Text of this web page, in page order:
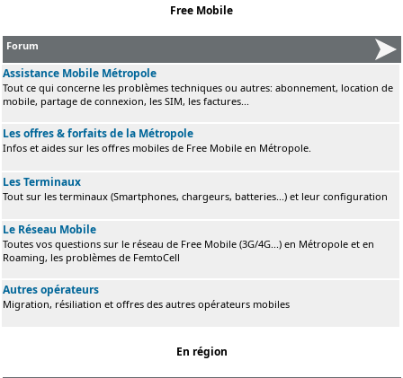
Free Mobile
Forum
Assistance Mobile Métropole
Tout ce qui concerne les problèmes techniques ou autres: abonnement, location de
mobile, partage de connexion, les SIM, les factures...
Les offres & forfaits de la Métropole
Infos et aides sur les offres mobiles de Free Mobile en Métropole.
Les Terminaux
Tout sur les terminaux (Smartphones, chargeurs, batteries...) et leur configuration
Le Réseau Mobile
Toutes vos questions sur le réseau de Free Mobile (3G/4G...) en Métropole et en
Roaming, les problèmes de FemtoCell
Autres opérateurs
Migration, résiliation et offres des autres opérateurs mobiles
En région